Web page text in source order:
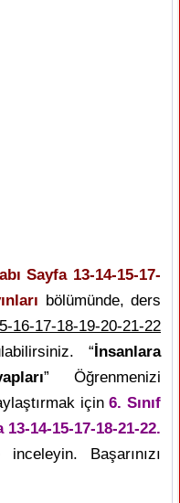
Sayfa 13-14-15-17-
bölümünde, ders
16-17-18-19-20-21-22
“İnsanlara
” Öğrenmenizi
için6. Sınıf
14-15-17-18-21-22.
Başarınızı